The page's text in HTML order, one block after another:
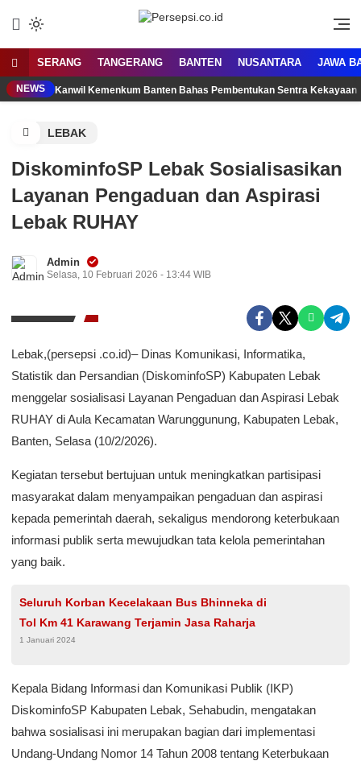
SERANG TANGERANG BANTEN NUSANTARA JAWA
NEWS Kanwil Kemenkum Banten Bahas Pembentukan Sentra
LEBAK
DiskominfoSP Lebak Sosialisasikan
Layanan Pengaduan dan Aspirasi
Lebak RUHAY
Admin
Selasa, 10 Februari 2026 - 13:44 WIB
Lebak,(persepsi .co.id)– Dinas Komunikasi, Informatika,
Statistik dan Persandian (DiskominfoSP) Kabupaten Lebak
menggelar sosialisasi Layanan Pengaduan dan Aspirasi Lebak
RUHAY di Aula Kecamatan Warunggunung, Kabupaten Lebak,
Banten, Selasa (10/2/2026).
Kegiatan tersebut bertujuan untuk meningkatkan partisipasi
masyarakat dalam menyampaikan pengaduan dan aspirasi
kepada pemerintah daerah, sekaligus mendorong keterbukaan
informasi publik serta mewujudkan tata kelola pemerintahan
yang baik.
Seluruh Korban Kecelakaan Bus Bhinneka di
Tol Km 41 Karawang Terjamin Jasa Raharja
1 Januari 2024
Kepala Bidang Informasi dan Komunikasi Publik (IKP)
DiskominfoSP Kabupaten Lebak, Sehabudin, mengatakan
bahwa sosialisasi ini merupakan bagian dari implementasi
Undang-Undang Nomor 14 Tahun 2008 tentang Keterbukaan